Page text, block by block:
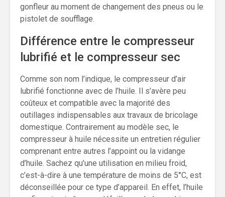
gonfleur au moment de changement des pneus ou le
pistolet de soufflage.
Différence entre le compresseur
lubrifié et le compresseur sec
Comme son nom l’indique, le compresseur d’air
lubrifié fonctionne avec de l’huile. Il s’avère peu
coûteux et compatible avec la majorité des
outillages indispensables aux travaux de bricolage
domestique. Contrairement au modèle sec, le
compresseur à huile nécessite un entretien régulier
comprenant entre autres l’appoint ou la vidange
d’huile. Sachez qu’une utilisation en milieu froid,
c’est-à-dire à une température de moins de 5°C, est
déconseillée pour ce type d’appareil. En effet, l’huile